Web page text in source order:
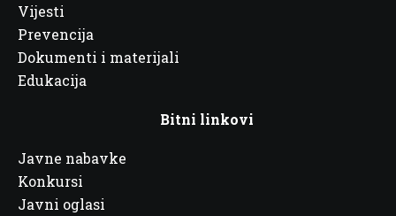
Vijesti
Prevencija
Dokumenti i materijali
Edukacija
Bitni linkovi
Javne nabavke
Konkursi
Javni oglasi